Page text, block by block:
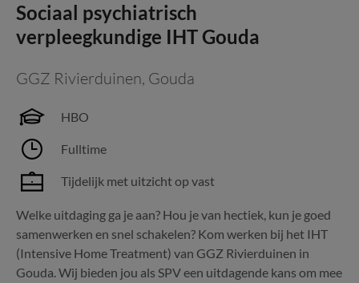
Sociaal psychiatrisch
verpleegkundige IHT Gouda
GGZ Rivierduinen, Gouda
HBO
Fulltime
Tijdelijk met uitzicht op vast
Welke uitdaging ga je aan? Hou je van hectiek, kun je goed
samenwerken en snel schakelen? Kom werken bij het IHT
(Intensive Home Treatment) van GGZ Rivierduinen in
Gouda. Wij bieden jou als SPV een uitdagende kans om mee